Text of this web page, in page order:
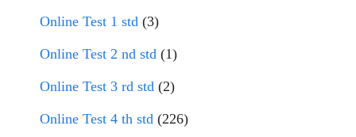
Online Test 1 std (3)
Online Test 2 nd std (1)
Online Test 3 rd std (2)
Online Test 4 th std (226)